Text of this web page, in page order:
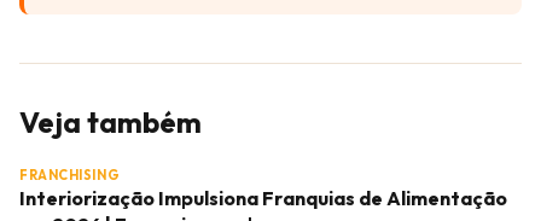
Veja também
FRANCHISING
Interiorização Impulsiona Franquias de Alimentação